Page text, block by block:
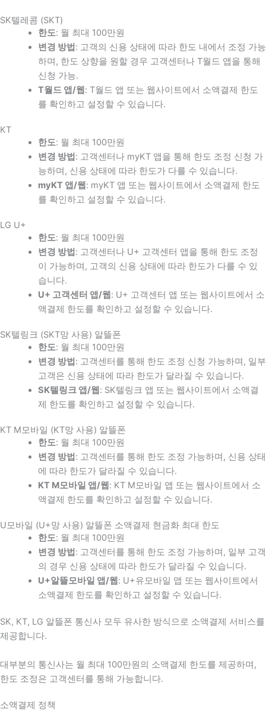
SK텔레콤 (SKT)
한도: 월 최대 100만원
변경 방법 : 고객의 신용 상태에 따라 한도 내에서 조정 가능
하며, 한도 상향을 원할 경우 고객센터나 T월드 앱을 통해
신청 가능.
T월드 앱/웹 : T월드 앱 또는 웹사이트에서 소액결제 한도
를 확인하고 설정할 수 있습니다.
KT
한도: 월 최대 100만원
변경 방법 : 고객센터나 myKT 앱을 통해 한도 조정 신청 가
능하며, 신용 상태에 따라 한도가 다를 수 있습니다.
myKT 앱/웹 : myKT 앱 또는 웹사이트에서 소액결제 한도
를 확인하고 설정할 수 있습니다.
LG U+
한도: 월 최대 100만원
변경 방법 : 고객센터나 U+ 고객센터 앱을 통해 한도 조정
이 가능하며, 고객의 신용 상태에 따라 한도가 다를 수 있
습니다.
U+ 고객센터 앱/웹 : U+ 고객센터 앱 또는 웹사이트에서 소
액결제 한도를 확인하고 설정할 수 있습니다.
SK텔링크 (SKT망 사용) 알뜰폰
한도: 월 최대 100만원
변경 방법 : 고객센터를 통해 한도 조정 신청 가능하며, 일부
고객은 신용 상태에 따라 한도가 달라질 수 있습니다.
SK텔링크 앱/웹 : SK텔링크 앱 또는 웹사이트에서 소액결
제 한도를 확인하고 설정할 수 있습니다.
KT M모바일 (KT망 사용) 알뜰폰
한도: 월 최대 100만원
변경 방법 : 고객센터를 통해 한도 조정 가능하며, 신용 상태
에 따라 한도가 달라질 수 있습니다.
KT M모바일 앱/웹 : KT M모바일 앱 또는 웹사이트에서 소
액결제 한도를 확인하고 설정할 수 있습니다.
U모바일 (U+망 사용) 알뜰폰 소액결제 현금화 최대 한도
한도: 월 최대 100만원
변경 방법 : 고객센터를 통해 한도 조정 가능하며, 일부 고객
의 경우 신용 상태에 따라 한도가 달라질 수 있습니다.
U+알뜰모바일 앱/웹 : U+유모바일 앱 또는 웹사이트에서
소액결제 한도를 확인하고 설정할 수 있습니다.
SK, KT, LG 알뜰폰 통신사 모두 유사한 방식으로 소액결제 서비스를
제공합니다.
대부분의 통신사는 월 최대 100만원의 소액결제 한도를 제공하며,
한도 조정은 고객센터를 통해 가능합니다.
소액결제 정책